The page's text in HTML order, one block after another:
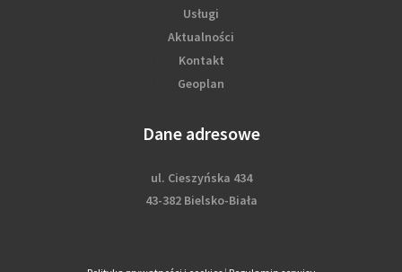
Usługi
Aktualności
Kontakt
Geoplan
Dane adresowe
ul. Cieszyńska 434
43-382 Bielsko-Biała